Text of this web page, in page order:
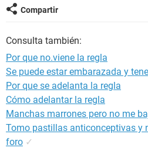
Compartir
Consulta también:
Por que no.viene la regla
Se puede estar embarazada y
Por que se adelanta la regla
Cómo adelantar la regla
Manchas marrones pero no me
Tomo pastillas anticonceptivas y
foro ✓